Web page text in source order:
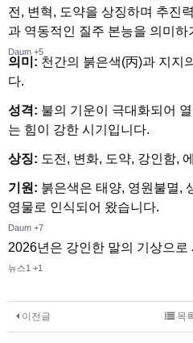
전, 변혁, 도약을 상징하며 추진
과 역동적인 질주 본능을 의미하
Daum +5
의미: 천간의 붉은색(丙)과 지지
다.
성격: 불의 기운이 극대화되어
는 힘이 강한 시기입니다.
상징: 도전, 변화, 도약, 강인함,
기원: 붉은색은 태양, 영원불멸,
영물로 인식되어 왔습니다.
Daum +7
2026년은 강인한 말의 기상으
뉴스1 +1
이전글 목